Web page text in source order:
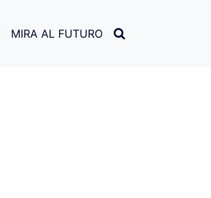
MIRA AL FUTURO